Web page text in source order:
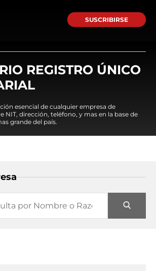
SUSCRIBIRSE
REGISTRO ÚNICO
esencial de cualquier empresa de
NIT, dirección, teléfono, y mas en la base de
grande del país.